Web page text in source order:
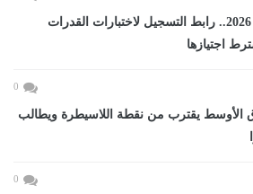
تنسيق الجامعات 2026.. رابط التسجيل لاختبارات القدرات
اجتيازها
0
الأوسط يقترب من نقطة اللاسيطرة ويطالب
0